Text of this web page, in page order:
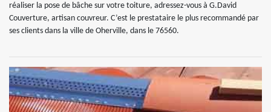
réaliser la pose de bâche sur votre toiture, adressez-vous à G.David
Couverture, artisan couvreur. C’est le prestataire le plus recommandé par
ses clients dans la ville de Oherville, dans le 76560.